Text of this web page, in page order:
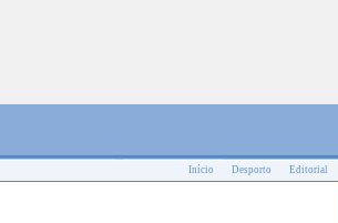
Início Desporto Editorial